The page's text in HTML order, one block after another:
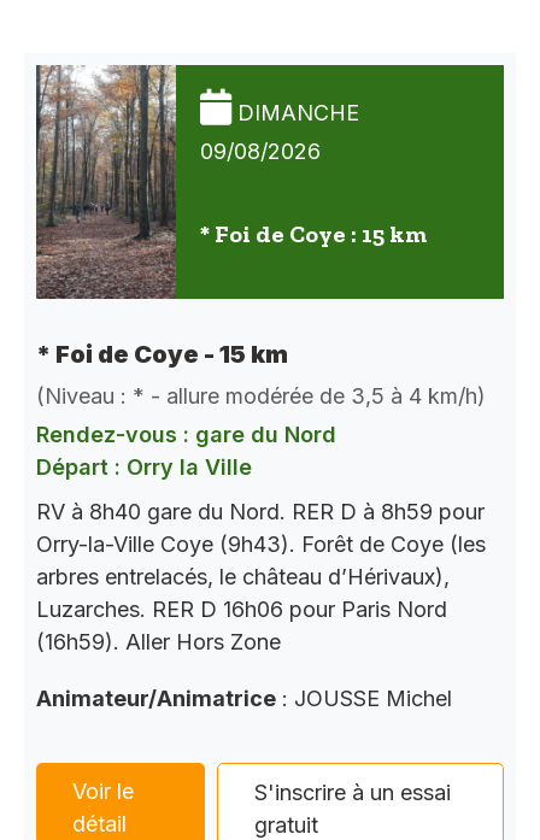
DIMANCHE
09/08/2026
* Foi de Coye : 15 km
* Foi de Coye - 15 km
(Niveau : * - allure modérée de 3,5 à 4 km/h)
Rendez-vous : gare du Nord
Départ : Orry la Ville
RV à 8h40 gare du Nord. RER D à 8h59 pour
Orry-la-Ville Coye (9h43). Forêt de Coye (les
arbres entrelacés, le château d’Hérivaux),
Luzarches. RER D 16h06 pour Paris Nord
(16h59). Aller Hors Zone
Animateur/Animatrice : JOUSSE Michel
Voir le
détail
S'inscrire à un essai
gratuit